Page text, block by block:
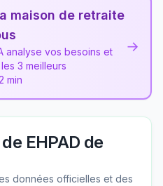
maison de retraite
analyse vos besoins et
3 meilleurs
min
→
EHPAD de
données officielles et des